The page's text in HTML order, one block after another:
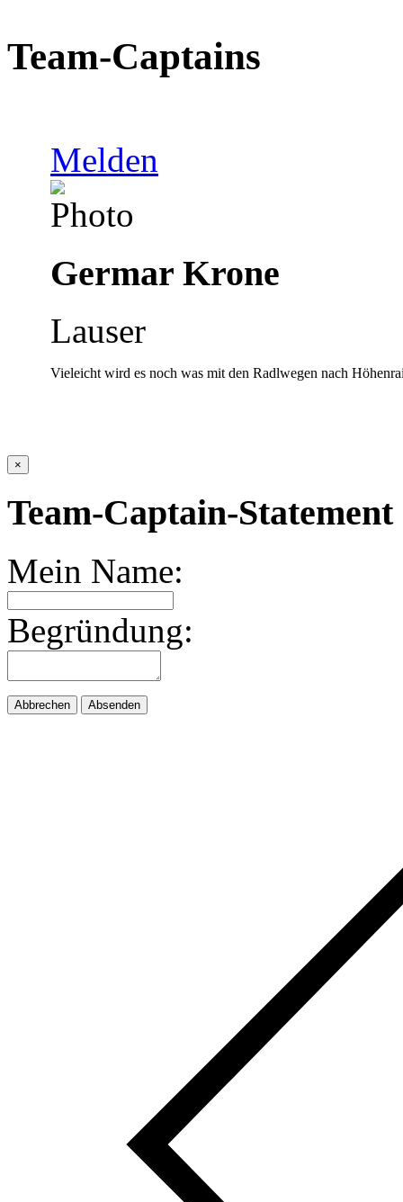
Team-Captains
Melden
Germar Krone
Lauser
Vieleicht wird es noch was mit den Radlwegen nach
×
Team-Captain-
Mein Name:
Begründung:
Abbrechen Absenden